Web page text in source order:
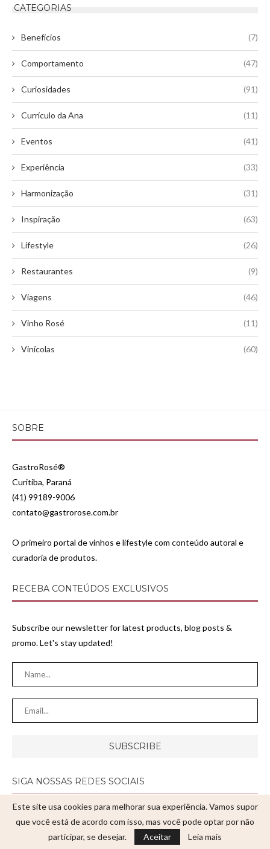
CATEGORIAS
Benefícios (7)
Comportamento (47)
Curiosidades (91)
Currículo da Ana (11)
Eventos (41)
Experiência (33)
Harmonização (31)
Inspiração (63)
Lifestyle (26)
Restaurantes (9)
Viagens (46)
Vinho Rosé (11)
Vinícolas (60)
SOBRE
GastroRosé®
Curitiba, Paraná
(41) 99189-9006
contato@gastrorose.com.br
O primeiro portal de vinhos e lifestyle com conteúdo autoral e
curadoria de produtos.
RECEBA CONTEÚDOS EXCLUSIVOS
Subscribe our newsletter for latest products, blog posts &
promo. Let's stay updated!
SIGA NOSSAS REDES SOCIAIS
Este site usa cookies para melhorar sua experiência. Vamos supor
que você está de acordo com isso, mas você pode optar por não
participar, se desejar.
Aceitar Leia mais